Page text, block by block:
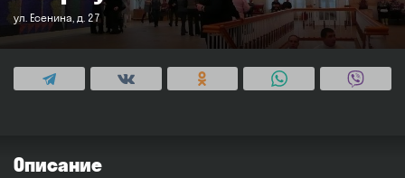
ул. Есенина, д. 27
Описание